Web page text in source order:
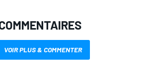
VOIR PLUS & COMMENTER